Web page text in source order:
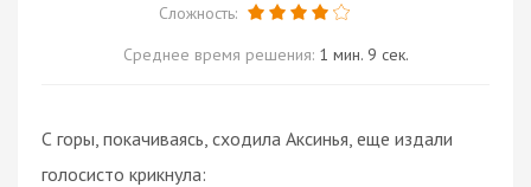
Сложность:
Среднее время решения: 1 мин. 9 сек.
С горы, покачиваясь, сходила Аксинья, еще издали
голосисто крикнула: